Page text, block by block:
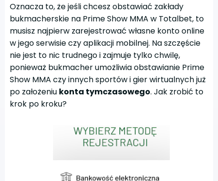
Oznacza to, że jeśli chcesz obstawiać zakłady
bukmacherskie na Prime Show MMA w Totalbet, to
musisz najpierw zarejestrować własne konto online
w jego serwisie czy aplikacji mobilnej. Na szczęście
nie jest to nic trudnego i zajmuje tylko chwilę,
ponieważ bukmacher umożliwia obstawianie Prime
Show MMA czy innych sportów i gier wirtualnych już
po założeniu konta tymczasowego. Jak zrobić to
krok po kroku?